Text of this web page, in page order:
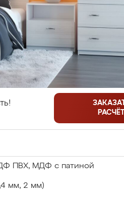
РАСЧЁТ
ПВХ, МДФ с патиной
мм, 2 мм)